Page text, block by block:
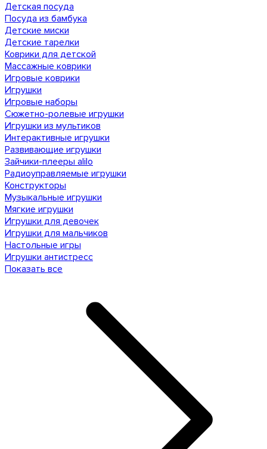
Детская посуда
Посуда из бамбука
Детские миски
Детские тарелки
Коврики для детской
Массажные коврики
Игровые коврики
Игрушки
Игровые наборы
Сюжетно-ролевые игрушки
Игрушки из мультиков
Интерактивные игрушки
Развивающие игрушки
Зайчики-плееры alilo
Радиоуправляемые игрушки
Конструкторы
Музыкальные игрушки
Мягкие игрушки
Игрушки для девочек
Игрушки для мальчиков
Настольные игры
Игрушки антистресс
Показать все